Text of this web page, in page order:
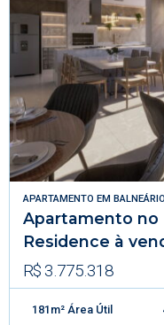
APARTAMENTO EM
Apartamento no
Residence à
R$ 3.775.318
181m² Área Útil